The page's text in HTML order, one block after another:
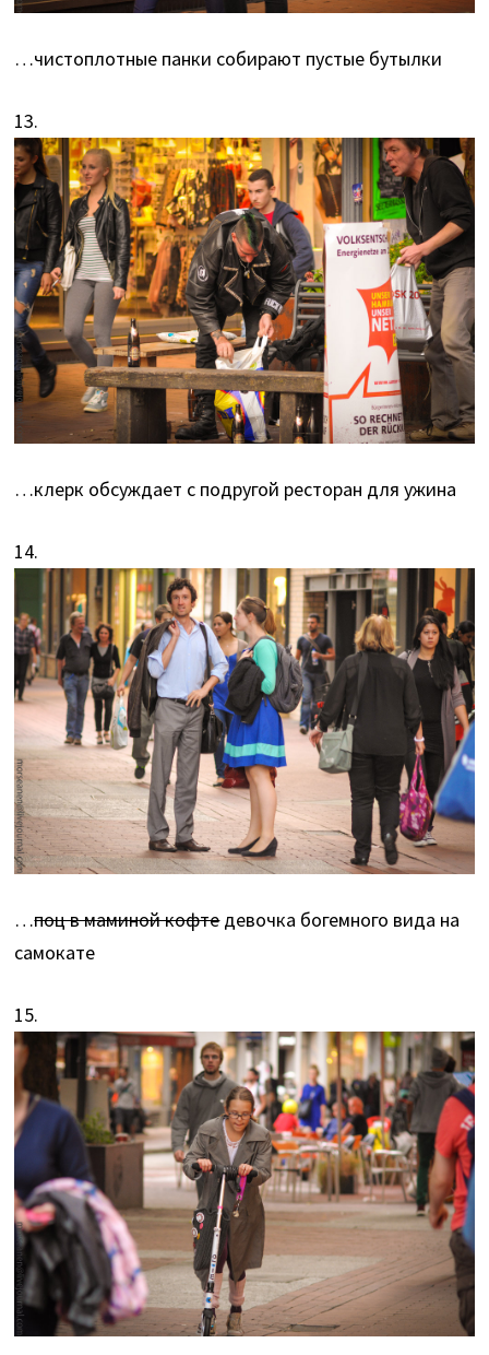
…чистоплотные панки собирают пустые бутылки
13.
…клерк обсуждает с подругой ресторан для ужина
14.
…поц в маминой кофтедевочка богемного вида на
самокате
15.